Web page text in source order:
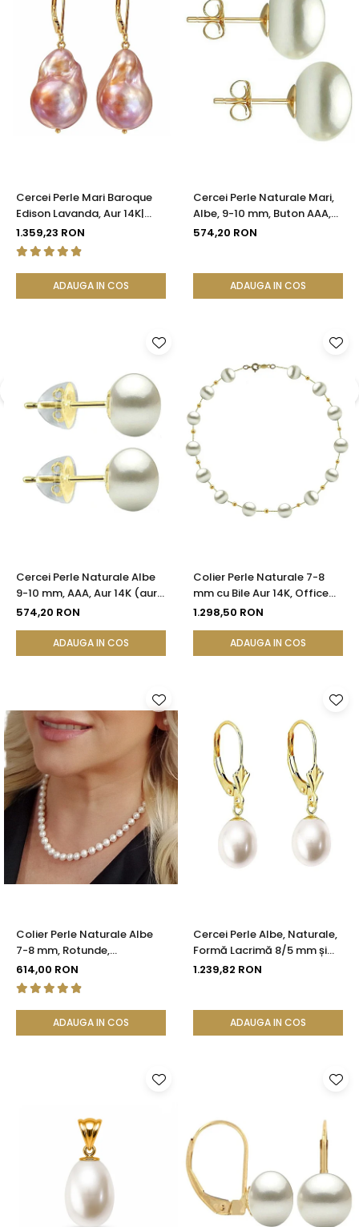
Cercei Perle Mari Baroque
Edison Lavanda, Aur 14K|
KASKADDA®
1.359,23 RON
ADAUGA IN COS
Cercei Perle Naturale Mari,
Albe, 9-10 mm, Buton AAA,
Aur 14K (aur 585), Tip Șurub |
574,20 RON
ADAUGA IN COS
Cercei Perle Naturale Albe
9-10 mm, AAA, Aur 14K (aur
585), Tip Șurub cu Fluturași
574,20 RON
ADAUGA IN COS
Colier Perle Naturale 7-8
mm cu Bile Aur 14K, Office
Elegant | KASKADDA®
1.298,50 RON
ADAUGA IN COS
Colier Perle Naturale Albe
7-8 mm, Rotunde,
Închizătoare Argint 925 |
KASKADDA®
614,00 RON
ADAUGA IN COS
Cercei Perle Albe, Naturale,
Formă Lacrimă 8/5 mm și
Aur Galben 14K | KASKADDA®
1.239,82 RON
ADAUGA IN COS